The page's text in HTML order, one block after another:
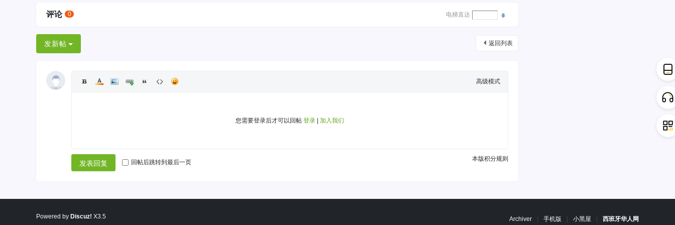
评论 0 电梯直达
返回列表
发新帖
高级模式
您需要登录后才可以回帖 登录 加入我们
本版积分规则
发表回复 回帖后跳转到最后一页
Archiver 手机版 小黑屋 西班牙华人网
Powered by Discuz! X3.5